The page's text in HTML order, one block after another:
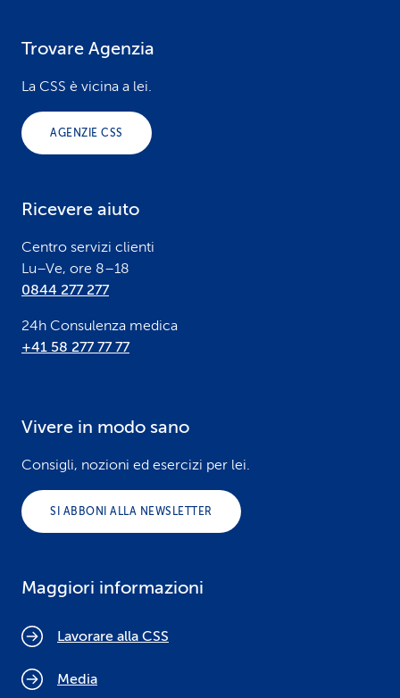
Trovare Agenzia
La CSS è vicina a lei.
AGENZIE CSS
Ricevere aiuto
Centro servizi clienti
Lu–Ve, ore 8–18
0844 277 277
24h Consulenza medica
+41 58 277 77 77
Vivere in modo sano
Consigli, nozioni ed esercizi per lei.
SI ABBONI ALLA NEWSLETTER
Maggiori informazioni
Lavorare alla CSS
Media